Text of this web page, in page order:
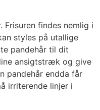
Frisuren findes nemlig i
styles på utallige
pandehår til dit
ansigtstræk og give
pandehår endda får
irriterende linjer i